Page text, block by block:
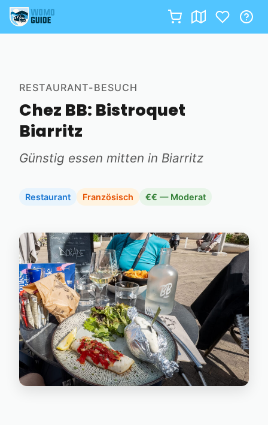
RESTAURANT-BESUCH
Chez BB: Bistroquet
Biarritz
Günstig essen mitten in Biarritz
Restaurant Französisch €€ — Moderat